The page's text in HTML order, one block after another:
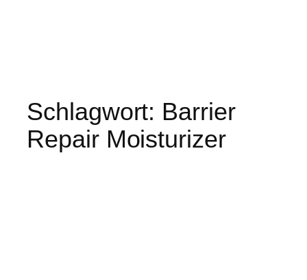
Schlagwort: Barrier
Repair Moisturizer